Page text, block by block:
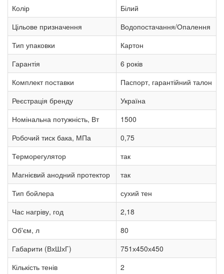
Колір
Білий
Цільове призначення
Водопостачання/Опалення
Тип упаковки
Картон
Гарантія
6 років
Комплект поставки
Паспорт, гарантійний талон
Реєстрація бренду
Україна
Номінальна потужність, Вт
1500
Робочий тиск бака, МПа
0,75
Терморегулятор
так
Магнієвий анодний протектор
так
Тип бойлера
сухий тен
Час нагріву, год
2,18
Об'єм, л
80
Габарити (ВхШхГ)
751х450х450
Кількість тенів
2